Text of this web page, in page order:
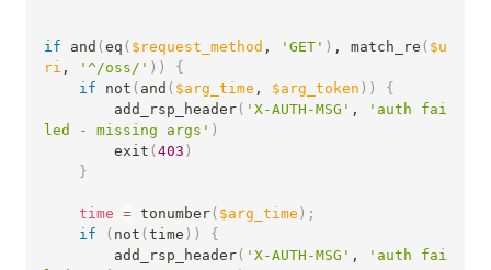
if and ( eq ( $request_method , 'GET' ) , match_re ( $u
ri , '^/oss/' ))
{
if not ( and ( $arg_time , $arg_token ))
{
        add_rsp_header
( 'X-AUTH-MSG' ,
'auth fai
led - missing args' )
        exit
( 403 )
}
time = tonumber( $arg_time ) ;
if
( not ( time ))
{
        add_rsp_header
( 'X-AUTH-MSG' ,
'auth fai